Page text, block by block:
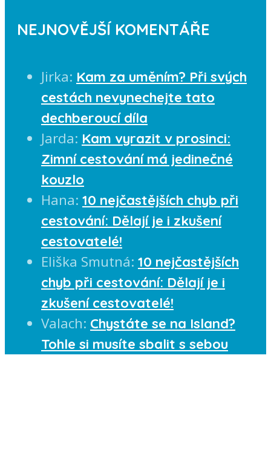
NEJNOVĚJŠÍ KOMENTÁŘE
Jirka: Kam za uměním? Při svých
cestách nevynechejte tato
dechberoucí díla
Jarda: Kam vyrazit v prosinci:
Zimní cestování má jedinečné
kouzlo
Hana: 10 nejčastějších chyb při
cestování: Dělají je i zkušení
cestovatelé!
Eliška Smutná: 10 nejčastějších
chyb při cestování: Dělají je i
zkušení cestovatelé!
Valach: Chystáte se na Island?
Tohle si musíte sbalit s sebou